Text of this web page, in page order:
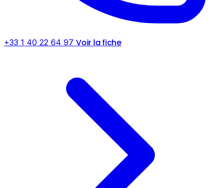
+33 1 40 22 64 97 Voir la fiche